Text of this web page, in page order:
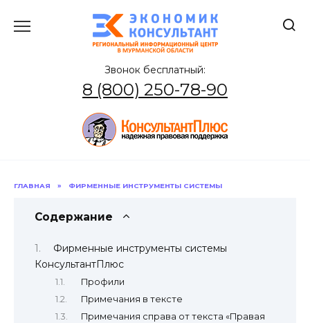
содержанию
Звонок бесплатный:
8 (800) 250-78-90
ГЛАВНАЯ » ФИРМЕННЫЕ ИНСТРУМЕНТЫ СИСТЕМЫ
Содержание
Фирменные инструменты системы
КонсультантПлюс
Профили
Примечания в тексте
Примечания справа от текста «Правая